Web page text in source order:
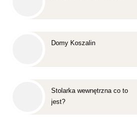
Domy Koszalin
Stolarka wewnętrzna co to
jest?